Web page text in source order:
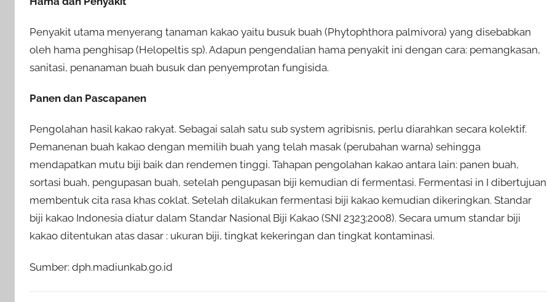
Penyakit utama menyerang tanaman kakao yaitu busuk buah (Phytophthora palmivora) yang disebabkan
oleh hama penghisap (Helopeltis sp). Adapun pengendalian hama penyakit ini dengan cara: pemangkasan,
sanitasi, penanaman buah busuk dan penyemprotan fungisida.
Panen dan Pascapanen
Pengolahan hasil kakao rakyat. Sebagai salah satu sub system agribisnis, perlu diarahkan secara kolektif.
Pemanenan buah kakao dengan memilih buah yang telah masak (perubahan warna) sehingga
mendapatkan mutu biji baik dan rendemen tinggi. Tahapan pengolahan kakao antara lain: panen buah,
sortasi buah, pengupasan buah, setelah pengupasan biji kemudian di fermentasi. Fermentasi in I dibertujuan
membentuk cita rasa khas coklat. Setelah dilakukan fermentasi biji kakao kemudian dikeringkan. Standar
biji kakao Indonesia diatur dalam Standar Nasional Biji Kakao (SNI 2323:2008). Secara umum standar biji
kakao ditentukan atas dasar : ukuran biji, tingkat kekeringan dan tingkat kontaminasi.
Sumber: dph.madiunkab.go.id